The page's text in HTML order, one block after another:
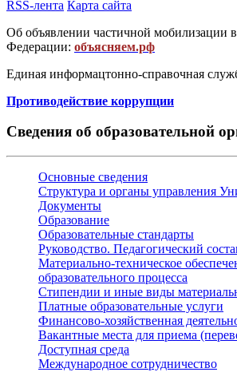
RSS-лента Карта сайта
Об объявлении частичной мобилизации
Федерации: объясняем.рф
Единая информацтонно-справочная
Противодействие коррупции
Сведения об образовательной
Основные сведения
Структура и органы управления
Документы
Образование
Образовательные стандарты
Руководство. Педагогический
Материально-техническое
образовательного процесса
Стипендии и иные виды
Платные образовательные услуги
Финансово-хозяйственная
Вакантные места для приема
Доступная среда
Международное сотрудничество